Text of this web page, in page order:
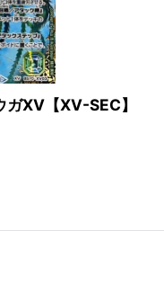
XV【XV-SEC】